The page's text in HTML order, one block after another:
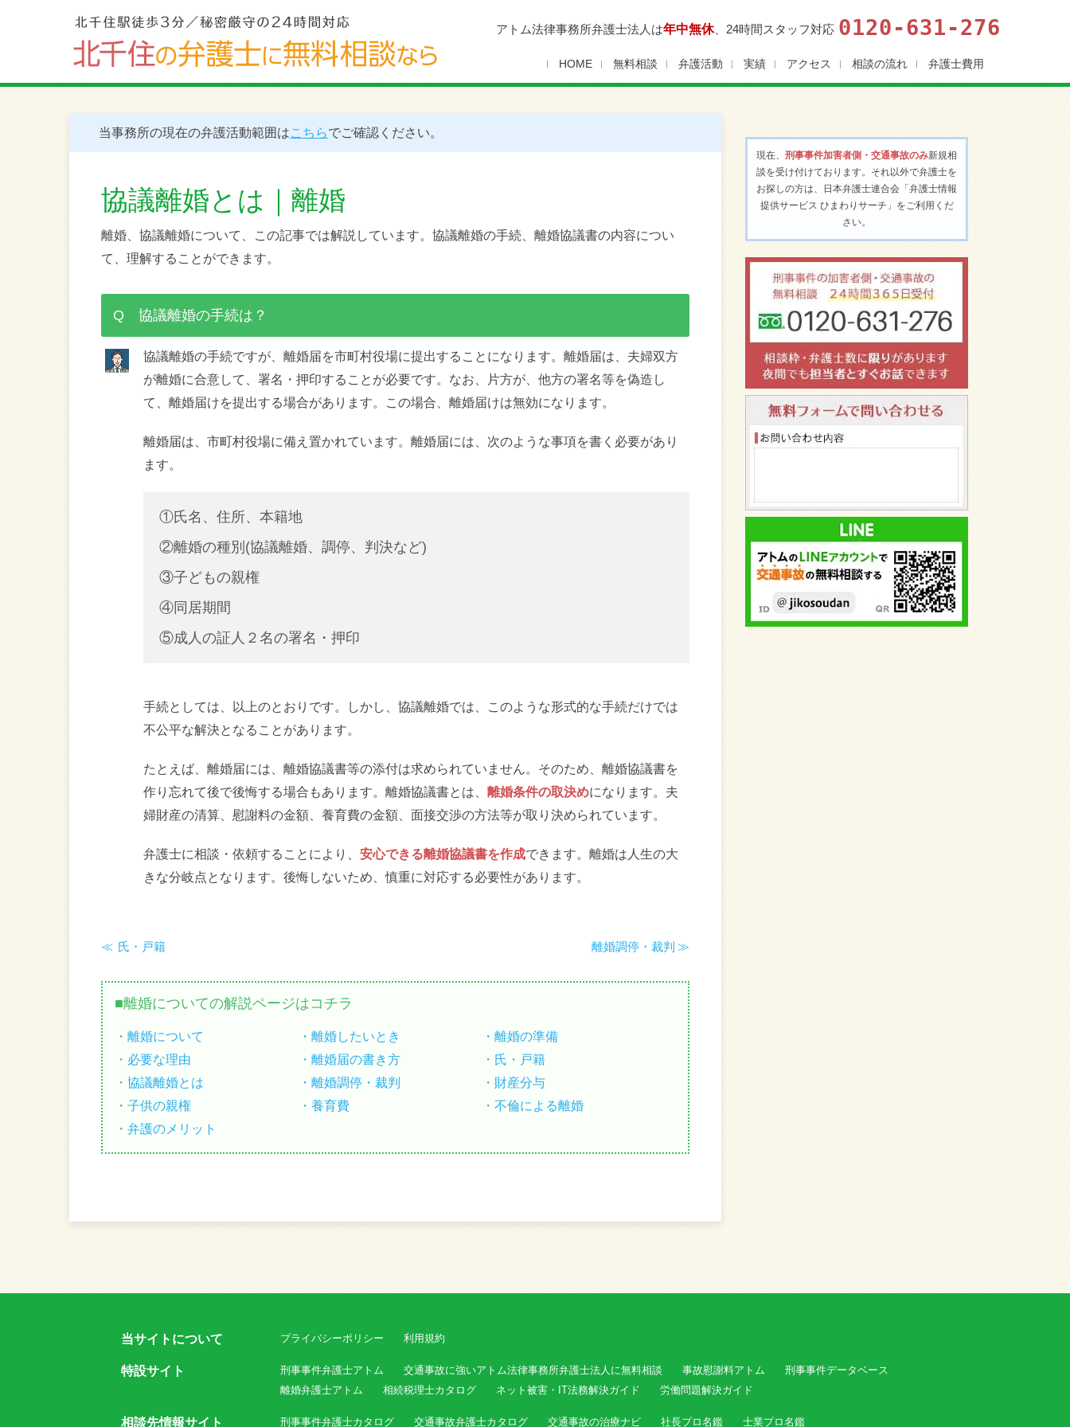
アトム法律事務所弁護士法人は年中無休、24時間スタッフ対応 0120-631-276
HOME 無料相談 弁護活動 実績 アクセス 相談の流れ 弁護士費用
当事務所の現在の弁護活動範囲はこちらでご確認ください。
協議離婚とは｜離婚
離婚、協議離婚について、この記事では解説しています。協議離婚の手続、離婚協議書の内容につい
て、理解することができます。
Q 協議離婚の手続は？
協議離婚の手続ですが、離婚届を市町村役場に提出することになります。離婚届は、夫婦双方
が離婚に合意して、署名・押印することが必要です。なお、片方が、他方の署名等を偽造し
て、離婚届けを提出する場合があります。この場合、離婚届けは無効になります。
離婚届は、市町村役場に備え置かれています。離婚届には、次のような事項を書く必要があり
ます。
①氏名、住所、本籍地
②離婚の種別(協議離婚、調停、判決など)
③子どもの親権
④同居期間
⑤成人の証人２名の署名・押印
手続としては、以上のとおりです。しかし、協議離婚では、このような形式的な手続だけでは
不公平な解決となることがあります。
たとえば、離婚届には、離婚協議書等の添付は求められていません。そのため、離婚協議書を
作り忘れて後で後悔する場合もあります。離婚協議書とは、 離婚条件の取決めになります。夫
婦財産の清算、慰謝料の金額、養育費の金額、面接交渉の方法等が取り決められています。
弁護士に相談・依頼することにより、 安心できる離婚協議書を作成できます。離婚は人生の大
きな分岐点となります。後悔しないため、慎重に対応する必要性があります。
氏・戸籍 離婚調停・裁判
離婚についての解説ページはコチラ
離婚について 離婚したいとき
離婚の準備
必要な理由
離婚届の書き方
氏・戸籍
協議離婚とは
離婚調停・裁判
財産分与
子供の親権
養育費
不倫による離婚
弁護のメリット
現在、 刑事事件加害者側・交通事故のみ新規相
談を受け付けております。それ以外で弁護士を
お探しの方は、日本弁護士連合会「弁護士情報
提供サービス ひまわりサーチ」をご利用くだ
さい。
当サイトについて プライバシーポリシー 利用規約
特設サイト 刑事事件弁護士アトム 交通事故に強いアトム法律事務所弁護士法人に無料相談 事故慰謝料アトム
刑事事件データベース
離婚弁護士アトム
相続税理士カタログ ネット被害・IT法務解決ガイド 労働問題解決ガイド
相談先情報サイト 刑事事件弁護士カタログ 交通事故弁護士カタログ 交通事故の治療ナビ 社長プロ名鑑 士業プロ名鑑